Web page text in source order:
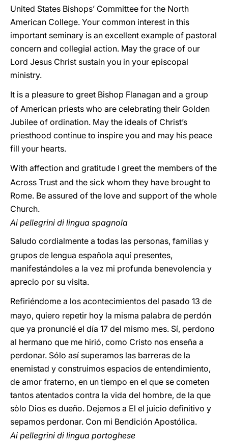
United States Bishops’ Committee for the North
American College. Your common interest in this
important seminary is an excellent example of pastoral
concern and collegial action. May the grace of our
Lord Jesus Christ sustain you in your episcopal
ministry.
It is a pleasure to greet Bishop Flanagan and a group
of American priests who are celebrating their Golden
Jubilee of ordination. May the ideals of Christ’s
priesthood continue to inspire you and may his peace
fill your hearts.
With affection and gratitude I greet the members of the
Across Trust and the sick whom they have brought to
Rome. Be assured of the love and support of the whole
Church.
Ai pellegrini di lingua spagnola
Saludo cordialmente a todas las personas, familias y
grupos de lengua española aquí presentes,
manifestándoles a la vez mi profunda benevolencia y
aprecio por su visita.
Refiriéndome a los acontecimientos del pasado 13 de
mayo, quiero repetir hoy la misma palabra de perdón
que ya pronuncié el día 17 del mismo mes. Sí, perdono
al hermano que me hirió, como Cristo nos enseña a
perdonar. Sólo así superamos las barreras de la
enemistad y construimos espacios de entendimiento,
de amor fraterno, en un tiempo en el que se cometen
tantos atentados contra la vida del hombre, de la que
sòlo Dios es dueño. Dejemos a El el juicio definitivo y
sepamos perdonar. Con mi Bendición Apostólica.
Ai pellegrini di lingua portoghese